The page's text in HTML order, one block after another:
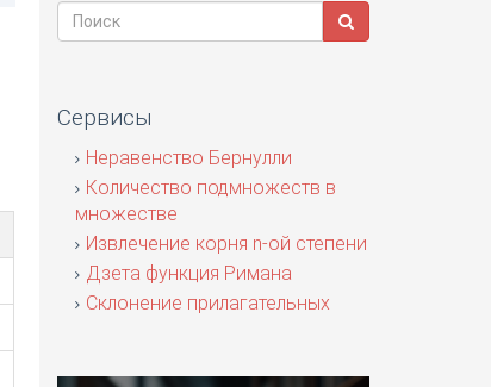
Сервисы
Неравенство Бернулли
Количество подмножеств в
множестве
Извлечение корня n-ой степени
Дзета функция Римана
Склонение прилагательных